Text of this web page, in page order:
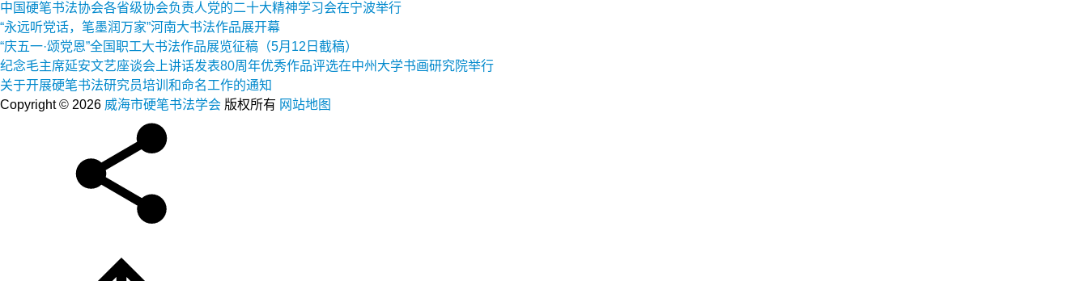
中国硬笔书法协会各省级协会负责人党的二十大精神学习会在宁波举行
“永远听党话，笔墨润万家”河南大书法作品展开幕
“庆五一·颂党恩”全国职工大书法作品展览征稿（5月12日截稿）
纪念毛主席延安文艺座谈会上讲话发表80周年优秀作品评选在中州大学书画研究院举行
关于开展硬笔书法研究员培训和命名工作的通知
Copyright © 2026 威海市硬笔书法学会 版权所有 网站地图